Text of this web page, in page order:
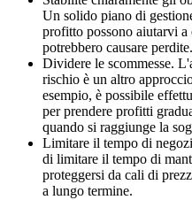
Un solido piano di
profitto possono aiutarvi
potrebbero causare perdite.
Dividere le scommesse.
rischio è un altro
esempio, è possibile
per prendere profitti
quando si raggiunge la
Limitare il tempo di
di limitare il tempo di
proteggersi da cali di
a lungo termine.